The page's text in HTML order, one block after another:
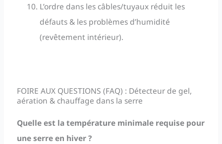
L’ordre dans les câbles/tuyaux réduit les
défauts & les problèmes d’humidité
(revêtement intérieur).
FOIRE AUX QUESTIONS (FAQ) : Détecteur de gel,
aération & chauffage dans la serre
Quelle est la température minimale requise pour
une serre en hiver ?